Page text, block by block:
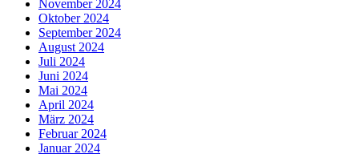
November 2024
Oktober 2024
September 2024
August 2024
Juli 2024
Juni 2024
Mai 2024
April 2024
März 2024
Februar 2024
Januar 2024